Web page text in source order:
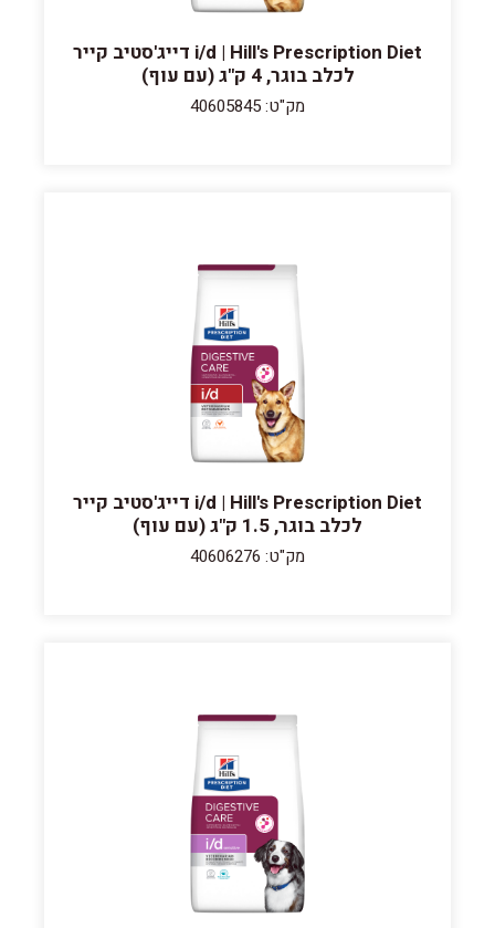
i/d | Hill's Prescription Diet דייג'סטיב קייר
לכלב בוגר, 4 ק"ג (עם עוף)
מק"ט: 40605845
i/d | Hill's Prescription Diet דייג'סטיב קייר
לכלב בוגר, 1.5 ק"ג (עם עוף)
מק"ט: 40606276